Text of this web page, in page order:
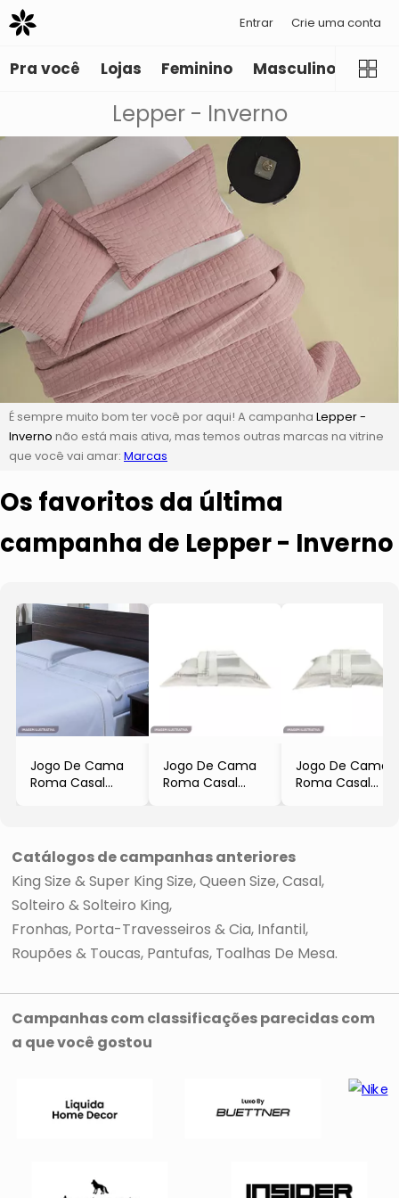
Entrar Crie uma conta
Pra você Lojas Feminino Masculino
Lepper - Inverno
É sempre muito bom ter você por aqui! A campanha Lepper -
Inverno não está mais ativa, mas temos outras marcas na vitrine
que você vai amar: Marcas
Os favoritos da última
campanha de Lepper - Inverno
Jogo De Cama
Roma Casal
Jogo De Cama
Roma Casal
- 300 Fios
Jogo De Cama
Roma Casal
Catálogos de campanhas anteriores
King Size & Super King Size Queen Size Casal
Solteiro & Solteiro King
Fronhas, Porta-Travesseiros & Cia Infantil
Roupões & Toucas Pantufas Toalhas De Mesa
Campanhas com classificações parecidas com
a que você gostou